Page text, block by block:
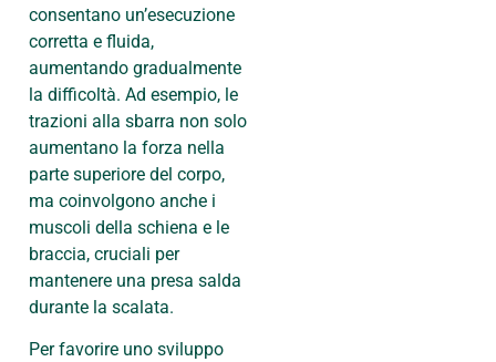
consentano un’esecuzione
corretta e fluida,
aumentando gradualmente
la difficoltà. Ad esempio, le
trazioni alla sbarra non solo
aumentano la forza nella
parte superiore del corpo,
ma coinvolgono anche i
muscoli della schiena e le
braccia, cruciali per
mantenere una presa salda
durante la scalata.
Per favorire uno sviluppo